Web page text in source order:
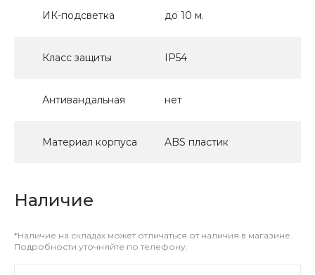
ИК-подсветка до 10 м.
Класс защиты IP54
Антивандальная нет
Материал корпуса ABS пластик
Наличие
*Наличие на складах может отличаться от наличия в магазине.
Подробности уточняйте по телефону.